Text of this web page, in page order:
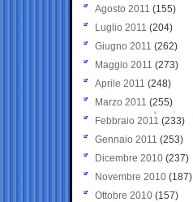
Agosto 2011 (155)
Luglio 2011 (204)
Giugno 2011 (262)
Maggio 2011 (273)
Aprile 2011 (248)
Marzo 2011 (255)
Febbraio 2011 (233)
Gennaio 2011 (253)
Dicembre 2010 (237)
Novembre 2010 (187)
Ottobre 2010 (157)